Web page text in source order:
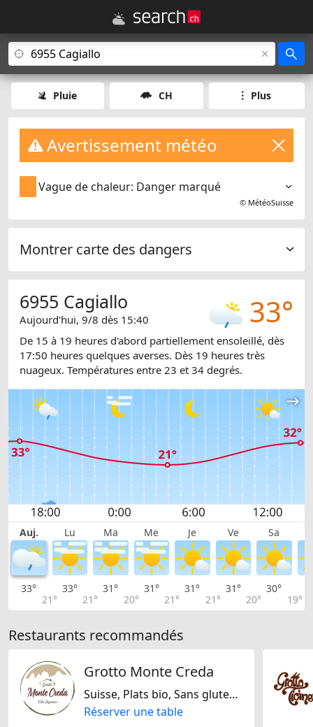
Pluie CH Plus
Avertissement météo
Vague de chaleur: Danger marqué
© MétéoSuisse
Montrer carte des dangers
33°
6955 Cagiallo
Aujourd'hui, 9/8 dès 15:40
De 15 à 19 heures d'abord partiellement ensoleillé, dès
17:50 heures quelques averses. Dès 19 heures très
nuageux. Températures entre 23 et 34 degrés.
Auj. Lu Ma Me Je Ve Sa
33°
21°
33°
21°
31°
20°
31°
21°
31°
21°
31°
20°
30°
19°
Restaurants recommandés
Grotto Monte Creda
Suisse, Plats bio, Sans gluten, Sans lactose, Italienne, Méditarranéenne
Réserver une table